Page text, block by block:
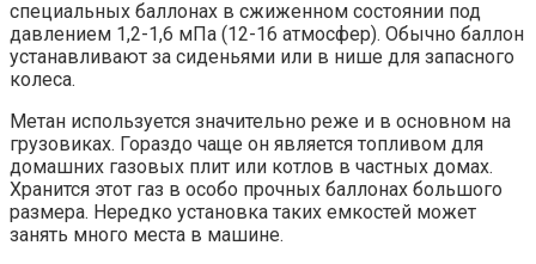
специальных баллонах в сжиженном состоянии под
давлением 1,2-1,6 мПа (12-16 атмосфер). Обычно баллон
устанавливают за сиденьями или в нише для запасного
колеса.
Метан используется значительно реже и в основном на
грузовиках. Гораздо чаще он является топливом для
домашних газовых плит или котлов в частных домах.
Хранится этот газ в особо прочных баллонах большого
размера. Нередко установка таких емкостей может
занять много места в машине.